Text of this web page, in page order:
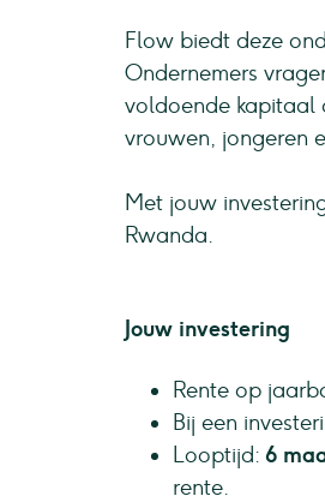
Flow biedt deze
Ondernemers
voldoende kapitaal
vrouwen, jongeren
Met jouw
Rwanda.
Jouw investering
Rente op
Bij een
Looptijd: 6
rente.